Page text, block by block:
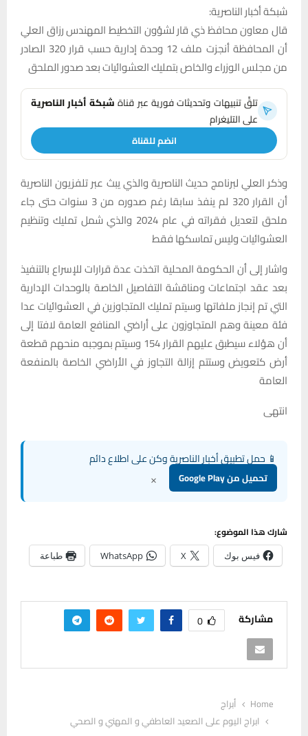
شبكة أخبار الناصرية:
قال معاون محافظ ذي قار لشؤون التخطيط المهندس رزاق العلي
أن المحافظة أنجزت ملف 12 وحدة إدارية حسب قرار 320 الصادر
من مجلس الوزراء والخاص بتمليك العشوائيات بعد صدور الملحق
تلقَّ تنبيهات وتحديثات فورية عبر قناةشبكة أخبار الناصرية
على التليغرام
انضم للقناة
وذكر العلي لبرنامج حديث الناصرية والذي يبث عبر تلفزيون الناصرية
أن القرار 320 لم ينفذ سابقا رغم صدوره من 3 سنوات حتى جاء
ملحق لتعديل فقراته في عام 2024 والذي شمل تمليك وتنظيم
العشوائيات وليس تماسكها فقط
واشار إلى أن الحكومة المحلية اتخذت عدة قرارات للإسراع بالتنفيذ
بعد عقد اجتماعات ومناقشة التفاصيل الخاصة بالوحدات الإدارية
التي تم إنجاز ملفاتها وسيتم تمليك المتجاوزين في العشوائيات عدا
فئة معينة وهم المتجاوزون على أراضي المنافع العامة لافتا إلى
أن هؤلاء سيطبق عليهم القرار 154 وسيتم بموجبه منحهم قطعة
أرض كتعويض وستتم إزالة التجاوز في الأراضي الخاصة بالمنفعة
العامة
انتهى
📱 حمل تطبيق أخبار الناصرية وكن على اطلاع دائم
تحميل من Google Play ×
شارك هذا الموضوع:
فيس بوك X
WhatsApp طباعة
مشاركة 0
Home
أبراج
ابراج اليوم على الصعيد العاطفي و المهني و الصحي